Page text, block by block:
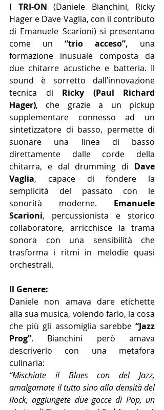
I TRI-ON (Daniele Bianchini, Ricky
Hager e Dave Vaglia, con il contributo
di Emanuele Scarioni) si presentano
come un “trio acceso”, una
formazione inusuale composta da
due chitarre acustiche e batteria. Il
sound è sorretto dall’innovazione
tecnica di Ricky (Paul Richard
Hager), che grazie a un pickup
supplementare connesso ad un
sintetizzatore di basso, permette di
suonare una linea di basso
direttamente dalle corde della
chitarra, e dal drumming di Dave
Vaglia, capace di fondere la
semplicità del passato con le
sonorità moderne. Emanuele
Scarioni, percussionista e storico
collaboratore, arricchisce la trama
sonora con una sensibilità che
trasforma i ritmi in melodie quasi
orchestrali.
Il Genere:
Daniele non amava dare etichette
alla sua musica, volendo farlo, la cosa
che più gli assomiglia sarebbe “Jazz
Prog”. Bianchini però amava
descriverlo con una metafora
culinaria:
“Mischiate il Blues con del Jazz,
amalgamate il tutto sino alla densità del
Rock, aggiungete due gocce di Pop, un